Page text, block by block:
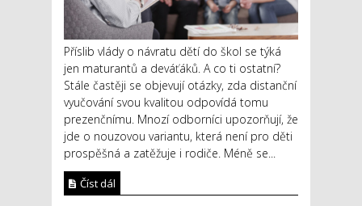
Příslib vlády o návratu dětí do škol se týká
jen maturantů a deváťáků. A co ti ostatní?
Stále častěji se objevují otázky, zda distanční
vyučování svou kvalitou odpovídá tomu
prezenčnímu. Mnozí odborníci upozorňují, že
jde o nouzovou variantu, která není pro děti
prospěšná a zatěžuje i rodiče. Méně se...
Číst dál